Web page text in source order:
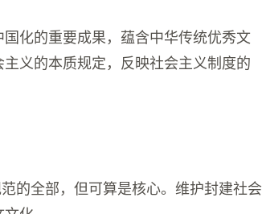
化的重要成果，蕴含中华传统优秀文
义的本质规定，反映社会主义制度的
的全部，但可算是核心。维护封建社会